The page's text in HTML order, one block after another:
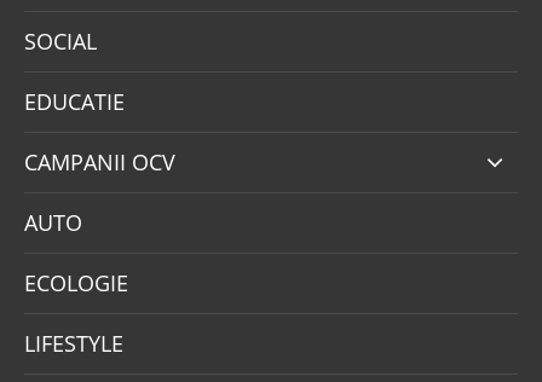
SOCIAL
EDUCATIE
CAMPANII OCV
AUTO
ECOLOGIE
LIFESTYLE